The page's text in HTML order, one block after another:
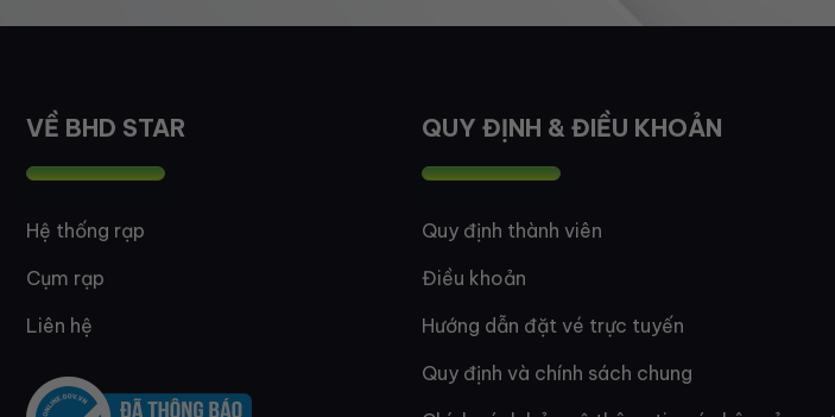
VỀ BHD STAR
Hệ thống rạp
Cụm rạp
Liên hệ
QUY ĐỊNH & ĐIỀU KHOẢN
Quy định thành viên
Điều khoản
Hướng dẫn đặt vé trực tuyến
Quy định và chính sách chung